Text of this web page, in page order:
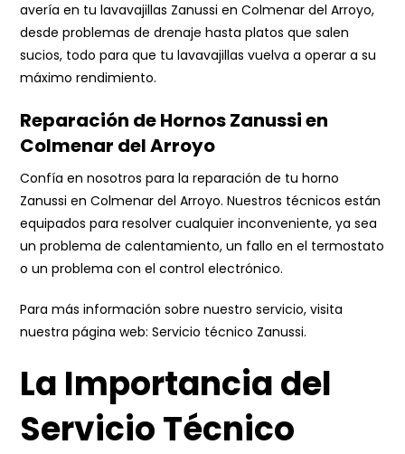
avería en tu lavavajillas Zanussi en Colmenar del Arroyo,
desde problemas de drenaje hasta platos que salen
sucios, todo para que tu lavavajillas vuelva a operar a su
máximo rendimiento.
Reparación de Hornos Zanussi en
Colmenar del Arroyo
Confía en nosotros para la reparación de tu horno
Zanussi en Colmenar del Arroyo. Nuestros técnicos están
equipados para resolver cualquier inconveniente, ya sea
un problema de calentamiento, un fallo en el termostato
o un problema con el control electrónico.
Para más información sobre nuestro servicio, visita
nuestra página web:Servicio técnico Zanussi.
La Importancia del
Servicio Técnico